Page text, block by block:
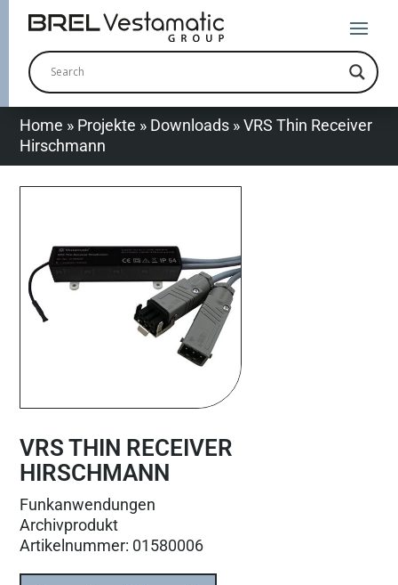
Home » Projekte » Downloads »VRS Thin Receiver
Hirschmann
VRS THIN RECEIVER
HIRSCHMANN
Funkanwendungen
Archivprodukt
Artikelnummer: 01580006